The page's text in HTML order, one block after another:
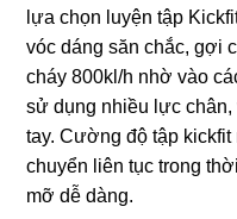
lựa chọn luyện tập
vóc dáng săn chắc, gợi
cháy 800kl/h nhờ vào
sử dụng nhiều lực chân,
tay. Cường độ tập
chuyển liên tục trong
mỡ dễ dàng.